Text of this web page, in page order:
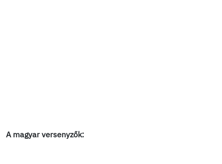
A magyar versenyzők: